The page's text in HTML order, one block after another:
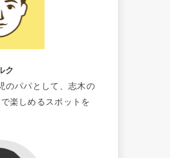
ク
のパパとして、志木の
楽しめるスポットを